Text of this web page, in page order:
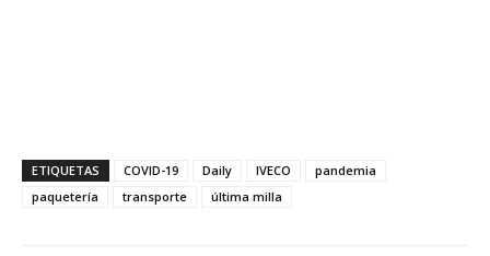
ETIQUETAS COVID-19 Daily IVECO
pandemia
paquetería
transporte última milla